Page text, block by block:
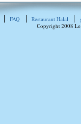
FAQ Restaurant Halal
Copyright 2008